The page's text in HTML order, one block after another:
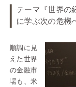
テーマ『世界の
に学ぶ次の危機
順調に見
えた世界
の金融市
場も、米